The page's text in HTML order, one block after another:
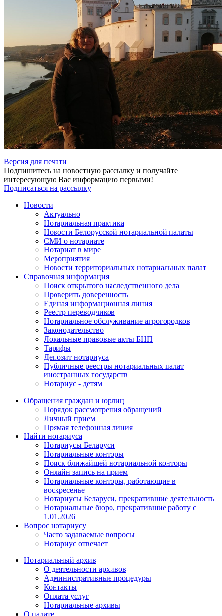
Версия для печати
Подпишитесь на новостную рассылку и получайте
интересующую Вас информацию первыми!
Подписаться на рассылку
Новости
Актуально
Нотариальная практика
Новости Белорусской нотариальной палаты
СМИ о нотариате
Нотариат в мире
Мероприятия
Новости территориальных нотариальных палат
Справочная информация
Поиск открытого наследственного дела
Проверить доверенность
Единая информационная линия
Реестр переводчиков
Нотариальное обслуживание агрогородков
Законодательство
Локальные правовые акты БНП
Тарифы
Депозит нотариуса
Публичные реестры нотариальных палат
иностранных государств
Нотариус - детям
Обращения граждан и юрлиц
Порядок рассмотрения обращений
Личный прием
Прямая телефонная линия
Найти нотариуса
Нотариусы Беларуси
Нотариальные конторы
Поиск ближайшей нотариальной конторы
Онлайн запись на прием
Нотариальные конторы, работающие в
воскресенье
Нотариусы Беларуси, прекратившие деятельность
Нотариальные бюро, прекратившие работу с
1.01.2026
Вопрос нотариусу
Часто задаваемые вопросы
Нотариус отвечает
Нотариальный архив
О деятельности архивов
Административные процедуры
Контакты
Оплата услуг
Нотариальные архивы
О палате